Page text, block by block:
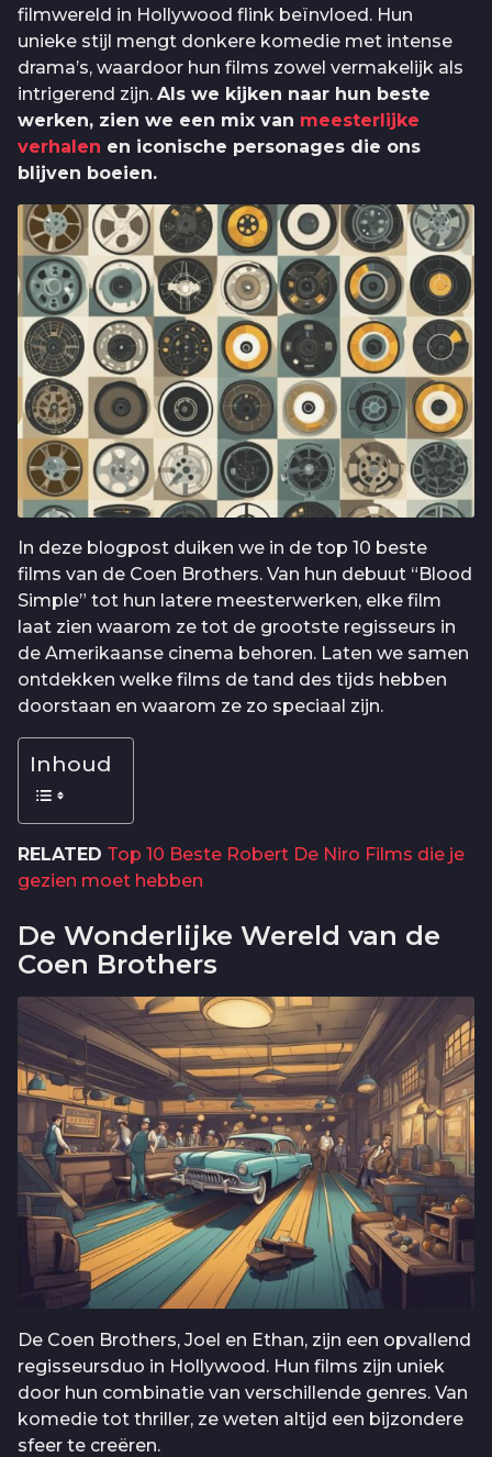
filmwereld in Hollywood flink beïnvloed. Hun
unieke stijl mengt donkere komedie met intense
drama’s, waardoor hun films zowel vermakelijk als
intrigerend zijn. Als we kijken naar hun beste
werken, zien we een mix van meesterlijke
verhalen en iconische personages die ons
blijven boeien.
In deze blogpost duiken we in de top 10 beste
films van de Coen Brothers. Van hun debuut “Blood
Simple” tot hun latere meesterwerken, elke film
laat zien waarom ze tot de grootste regisseurs in
de Amerikaanse cinema behoren. Laten we samen
ontdekken welke films de tand des tijds hebben
doorstaan en waarom ze zo speciaal zijn.
Inhoud
RELATED Top 10 Beste Robert De Niro Films die je
gezien moet hebben
De Wonderlijke Wereld van de
Coen Brothers
De Coen Brothers, Joel en Ethan, zijn een opvallend
regisseursduo in Hollywood. Hun films zijn uniek
door hun combinatie van verschillende genres. Van
komedie tot thriller, ze weten altijd een bijzondere
sfeer te creëren.